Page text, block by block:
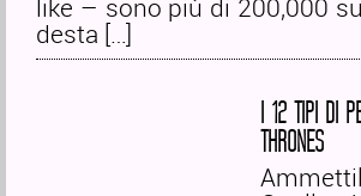
like – sono più di 200,000
desta […]
I 12 TIPI DI
THRONES